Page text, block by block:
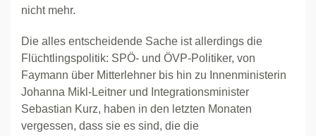
nicht mehr.
Die alles entscheidende Sache ist allerdings die
Flüchtlingspolitik: SPÖ- und ÖVP-Politiker, von
Faymann über Mitterlehner bis hin zu Innenministerin
Johanna Mikl-Leitner und Integrationsminister
Sebastian Kurz, haben in den letzten Monaten
vergessen, dass sie es sind, die die